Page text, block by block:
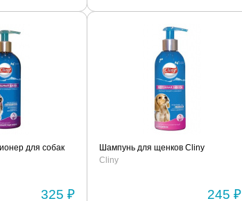
для собак
325 ₽
Шампунь для щенков Cliny
Cliny
245 ₽